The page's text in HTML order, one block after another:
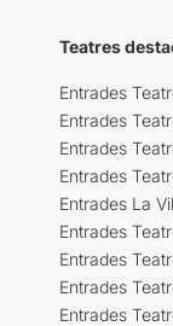
Teatres
Entrades
Entrades
Entrades
Entrades
Entrades La
Entrades
Entrades
Entrades
Entrades